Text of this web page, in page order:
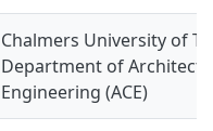
Chalmers University of
Department of
Engineering (ACE)